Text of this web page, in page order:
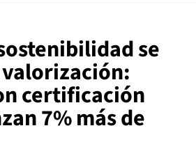
se
certificación
7% más de